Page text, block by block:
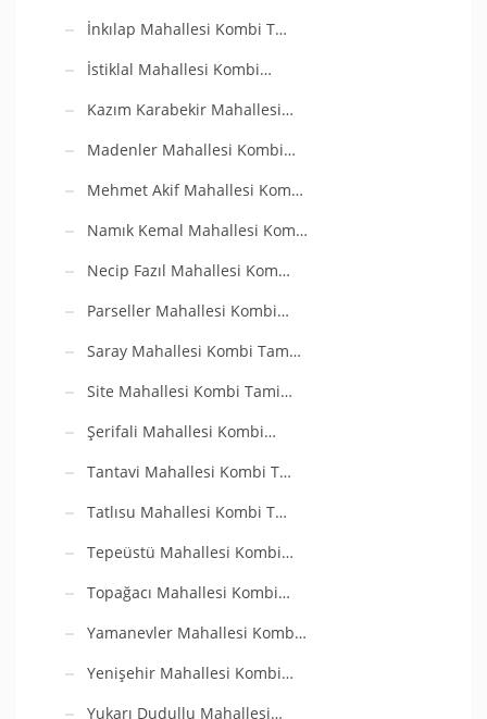
İnkılap Mahallesi Kombi T…
İstiklal Mahallesi Kombi…
Kazım Karabekir Mahallesi…
Madenler Mahallesi Kombi…
Mehmet Akif Mahallesi Kom…
Namık Kemal Mahallesi Kom…
Necip Fazıl Mahallesi Kom…
Parseller Mahallesi Kombi…
Saray Mahallesi Kombi Tam…
Site Mahallesi Kombi Tami…
Şerifali Mahallesi Kombi…
Tantavi Mahallesi Kombi T…
Tatlısu Mahallesi Kombi T…
Tepeüstü Mahallesi Kombi…
Topağacı Mahallesi Kombi…
Yamanevler Mahallesi Komb…
Yenişehir Mahallesi Kombi…
Yukarı Dudullu Mahallesi…